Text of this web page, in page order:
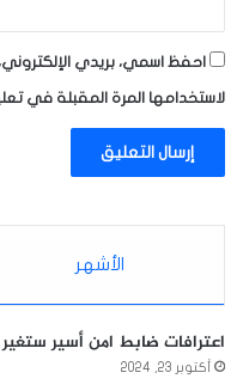
احفظ اسمي، بريدي
لاستخدامها المرة المقبلة في
الأشهر
اعترافات ضابط امن أسير ستغير
أكتوبر 23, 2024